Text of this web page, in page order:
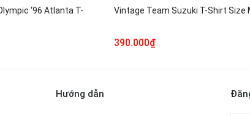
‘96 Atlanta T-
Vintage Team Suzuki T-Shirt Size
390.000₫
Hướng dẫn